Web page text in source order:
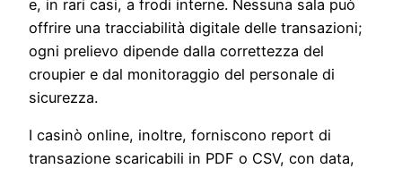
e, in rari casi, a frodi interne. Nessuna sala può
offrire una tracciabilità digitale delle transazioni;
ogni prelievo dipende dalla correttezza del
croupier e dal monitoraggio del personale di
sicurezza.
I casinò online, inoltre, forniscono report di
transazione scaricabili in PDF o CSV, con data,